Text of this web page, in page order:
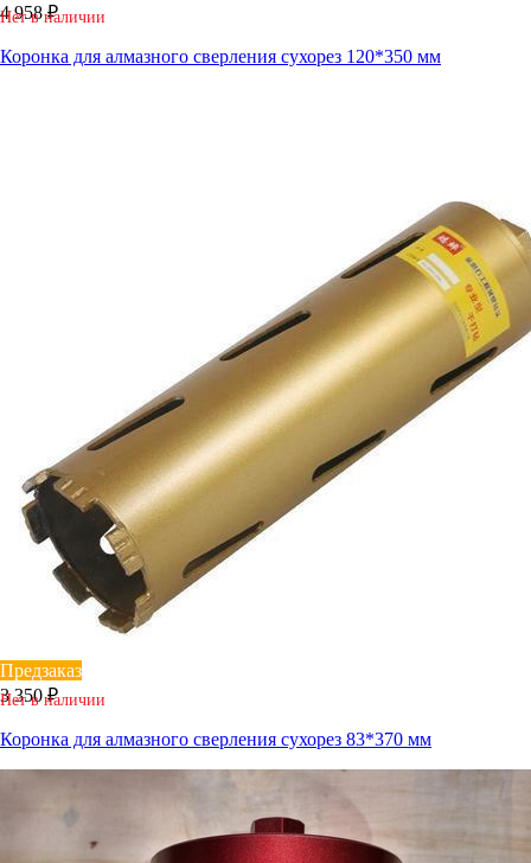
4 958 ₽
Нет в наличии
Коронка для алмазного сверления сухорез 120*350 мм
Предзаказ
3 350 ₽
Нет в наличии
Коронка для алмазного сверления сухорез 83*370 мм